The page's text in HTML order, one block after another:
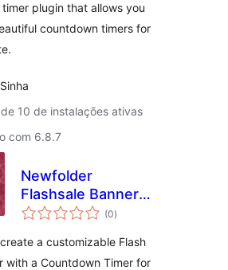
plugin that allows you
countdown timers for
10 de instalações ativas
com 6.8.7
Newfolder
Flashsale Banner
with Counter(0total
de
)
a customizable Flash
with a Countdown Timer for